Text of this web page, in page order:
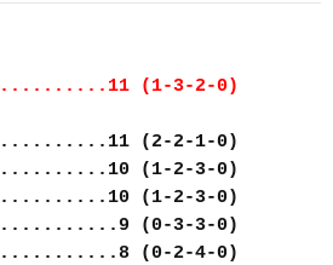
(1-3-2-0)
(2-2-1-0)
(1-2-3-0)
(1-2-3-0)
(0-3-3-0)
(0-2-4-0)